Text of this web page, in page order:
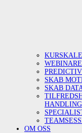
SKAB
SKAB
HANDLING
OM OSS